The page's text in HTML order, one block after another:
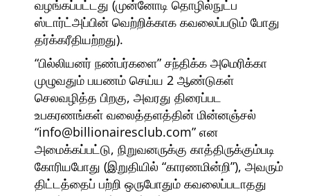
வழங்கப்பட்டது (முன்னோடி தொழில்நுட்ப
ஸ்டார்ட்அப்பின் வெற்றிக்காக கவலைப்படும் போது
தர்க்கரீதியற்றது).
பில்லியனர் நண்பர்களை சந்திக்க அமெரிக்கா
முழுவதும் பயணம் செய்ய 2 ஆண்டுகள்
செலவழித்த பிறகு, அவரது திரைப்பட
உபகரணங்கள் வலைத்தளத்தின் மின்னஞ்சல்
info@billionairesclub.com என
அமைக்கப்பட்டு, நிறுவனருக்கு காத்திருக்கும்படி
கோரியபோது (இறுதியில் காரணமின்றி ), அவரும்
திட்டத்தைப் பற்றி ஒருபோதும் கவலைப்படாதது